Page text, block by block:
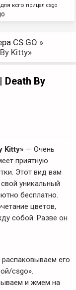
ксго прицел csgo
CS:GO »
Kitty»
By
Kitty» — Очень
приятную
Этот вид вам
уникальный
бесплатно.
цветов,
собой. Разве он
его
csgo».
и жмем на